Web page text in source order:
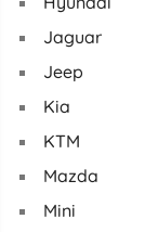
Jaguar
Jeep
Kia
KTM
Mazda
Mini